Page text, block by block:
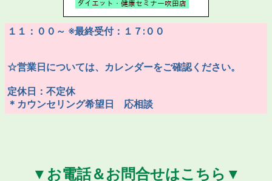
１１：００～ ※最終受付：１７:００
☆営業日については、カレンダーをご確認ください。
定休日：不定休
＊カウンセリング希望日 応相談
▼お電話＆お問合せはこちら▼